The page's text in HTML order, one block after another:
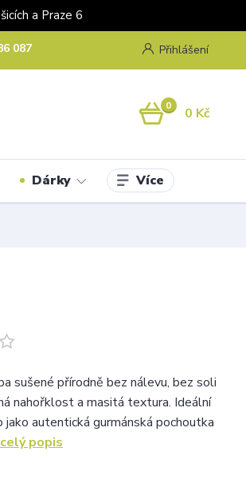
a Praze 6
Přihlášení
087
0 0 Kč
Dárky Více
sušené přírodně bez nálevu, bez soli
nahořklost a masitá textura. Ideální
autentická gurmánská pochoutka
celý popis